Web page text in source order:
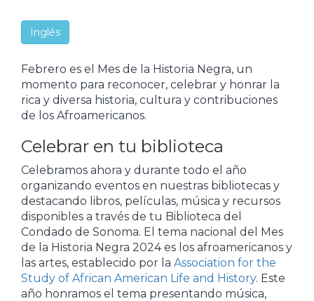
Inglés
Febrero es el Mes de la Historia Negra, un
momento para reconocer, celebrar y honrar la
rica y diversa historia, cultura y contribuciones
de los Afroamericanos.
Celebrar en tu biblioteca
Celebramos ahora y durante todo el año
organizando eventos en nuestras bibliotecas y
destacando libros, películas, música y recursos
disponibles a través de tu Biblioteca del
Condado de Sonoma. El tema nacional del Mes
de la Historia Negra 2024 es los afroamericanos y
las artes, establecido por la Association for the
Study of African American Life and History. Este
año honramos el tema presentando música,